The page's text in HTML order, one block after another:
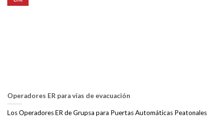
Operadores ER para vías de evacuación
Los Operadores ER de Grupsa para Puertas Automáticas Peatonales